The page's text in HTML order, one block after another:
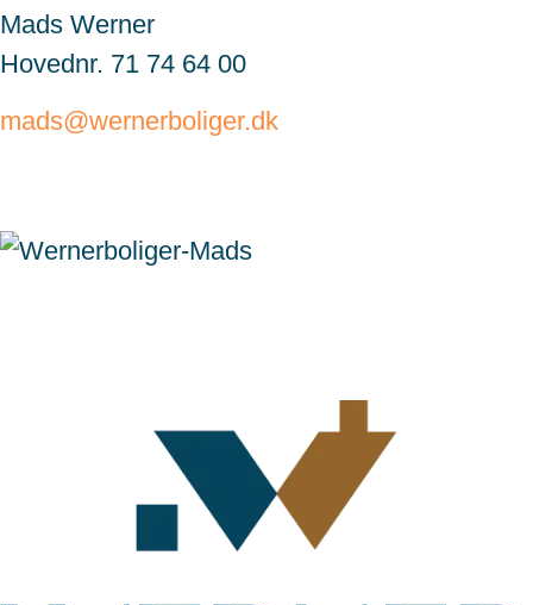
Mads Werner
Hovednr. 71 74 64 00
mads@wernerboliger.dk